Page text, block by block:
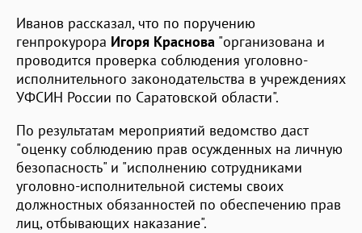
Иванов рассказал, что по поручению
генпрокурора Игоря Краснова "организована и
проводится проверка соблюдения уголовно-
исполнительного законодательства в учреждениях
УФСИН России по Саратовской области".
По результатам мероприятий ведомство даст
"оценку соблюдению прав осужденных на личную
безопасность" и "исполнению сотрудниками
уголовно-исполнительной системы своих
должностных обязанностей по обеспечению прав
лиц, отбывающих наказание".